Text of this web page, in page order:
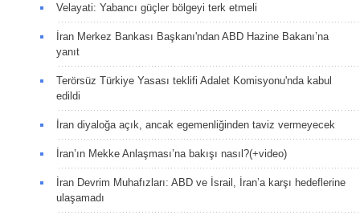
Velayati: Yabancı güçler bölgeyi terk etmeli
İran Merkez Bankası Başkanı'ndan ABD Hazine Bakanı’na
yanıt
Terörsüz Türkiye Yasası teklifi Adalet Komisyonu'nda kabul
edildi
İran diyaloğa açık, ancak egemenliğinden taviz vermeyecek
İran’ın Mekke Anlaşması’na bakışı nasıl?(+video)
İran Devrim Muhafızları: ABD ve İsrail, İran’a karşı hedeflerine
ulaşamadı